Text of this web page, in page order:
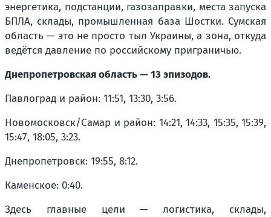
энергетика, подстанции, газозаправки, места запуска
БПЛА, склады, промышленная база Шостки. Сумская
область — это не просто тыл Украины, а зона, откуда
ведётся давление по российскому приграничью.
Днепропетровская область — 13 эпизодов.
Павлоград и район: 11:51, 13:30, 3:56.
Новомосковск/Самар и район: 14:21, 14:33, 15:35, 15:39,
15:47, 18:05, 3:23.
Днепропетровск: 19:55, 8:12.
Каменское: 0:40.
Здесь главные цели — логистика, склады,